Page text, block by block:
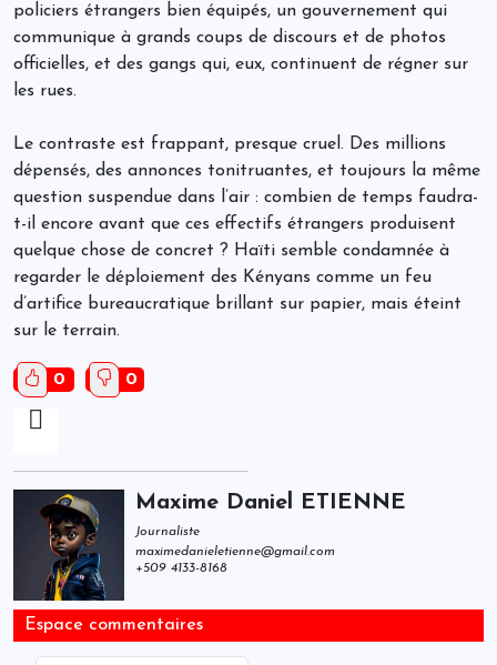
policiers étrangers bien équipés, un gouvernement qui
communique à grands coups de discours et de photos
officielles, et des gangs qui, eux, continuent de régner sur
les rues.
Le contraste est frappant, presque cruel. Des millions
dépensés, des annonces tonitruantes, et toujours la même
question suspendue dans l’air : combien de temps faudra-
t-il encore avant que ces effectifs étrangers produisent
quelque chose de concret ? Haïti semble condamnée à
regarder le déploiement des Kényans comme un feu
d’artifice bureaucratique brillant sur papier, mais éteint
sur le terrain.
0 0
Maxime Daniel ETIENNE
Journaliste
maximedanieletienne@gmail.com
+509 4133-8168
Espace commentaires